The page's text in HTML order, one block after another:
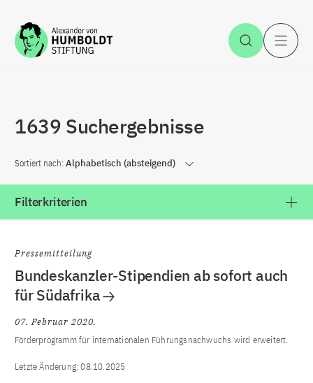
Zum Inhalt springen Suche
1639 Suchergebnisse
Sortiert nach: Alphabetisch (absteigend)
Filterkriterien
Pressemitteilung
Bundeskanzler-Stipendien ab sofort auch
für Südafrika
07. Februar 2020
Förderprogramm für internationalen Führungsnachwuchs wird erweitert.
Letzte Änderung:08.10.2025